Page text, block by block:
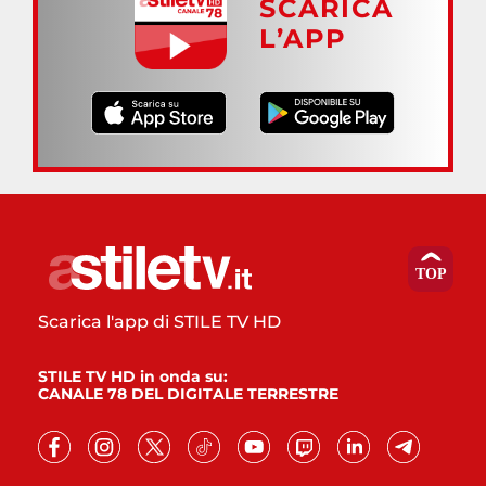
SCARICA
L’APP
Scarica l'app di STILE TV HD
STILE TV HD in onda su:
CANALE 78 DEL DIGITALE TERRESTRE